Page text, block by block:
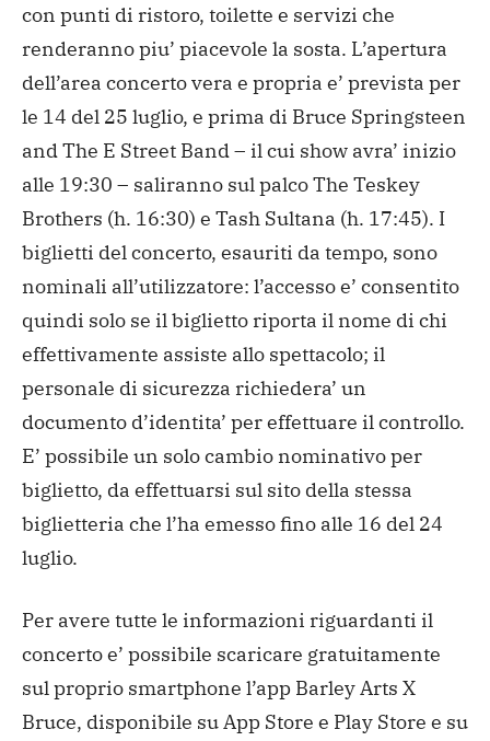
con punti di ristoro, toilette e servizi che
renderanno piu’ piacevole la sosta. L’apertura
dell’area concerto vera e propria e’ prevista per
le 14 del 25 luglio, e prima di Bruce Springsteen
and The E Street Band – il cui show avra’ inizio
alle 19:30 – saliranno sul palco The Teskey
Brothers (h. 16:30) e Tash Sultana (h. 17:45). I
biglietti del concerto, esauriti da tempo, sono
nominali all’utilizzatore: l’accesso e’ consentito
quindi solo se il biglietto riporta il nome di chi
effettivamente assiste allo spettacolo; il
personale di sicurezza richiedera’ un
documento d’identita’ per effettuare il controllo.
E’ possibile un solo cambio nominativo per
biglietto, da effettuarsi sul sito della stessa
biglietteria che l’ha emesso fino alle 16 del 24
luglio.
Per avere tutte le informazioni riguardanti il
concerto e’ possibile scaricare gratuitamente
sul proprio smartphone l’app Barley Arts X
Bruce, disponibile su App Store e Play Store e su